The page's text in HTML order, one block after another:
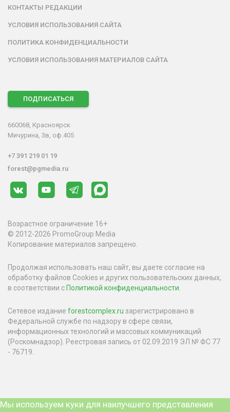
КОНТАКТЫ РЕДАКЦИИ
УСЛОВИЯ ИСПОЛЬЗОВАНИЯ САЙТА
ПОЛИТИКА КОНФИДЕНЦИАЛЬНОСТИ
УСЛОВИЯ ИСПОЛЬЗОВАНИЯ МАТЕРИАЛОВ САЙТА
ПОДПИСАТЬСЯ
660068, Красноярск
Мичурина, 3в, оф.405
+7 391 219 01 19
forest@pgmedia.ru
Возрастное ограничение 16+
© 2012-2026 PromoGroup Media
Копирование материалов запрещено.
Продолжая использовать наш сайт, вы даете согласие на
обработку файлов Cookies и других пользовательских данных,
в соответствии с Политикой конфиденциальности
Сетевое издание forestcomplex.ru зарегистрировано в
Федеральной службе по надзору в сфере связи,
информационных технологий и массовых коммуникаций
(Роскомнадзор). Реестровая запись от 02.09.2019 ЭЛ № ФС 77
- 76719.
Мы используем куки для наилучшего представления